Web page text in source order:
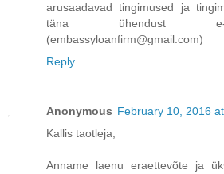
arusaadavad tingimused ja
täna ühendust e-
(embassyloanfirm@gmail.com)
Reply
Anonymous February 10, 2016
Kallis taotleja,
Anname laenu eraettevõte ja